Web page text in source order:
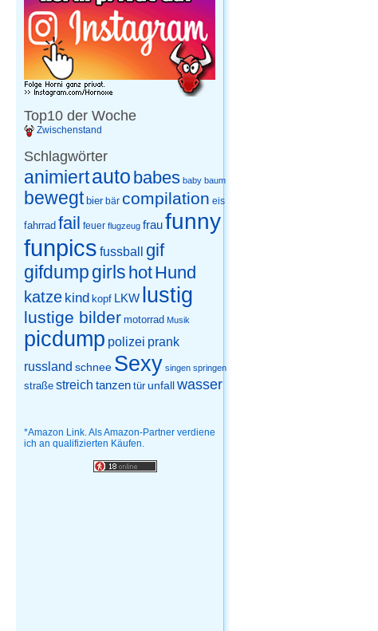
Top10 der Woche
Zwischenstand
Schlagwörter
animiertauto babes baby baum
bewegt bier bär compilation eis
fahrrad fail feuer flugzeug fraufunny
funpics fussball gif
gifdump girls hotHund
katze kind kopf LKW lustig
lustige bilder motorrad Musik
picdump polizei prank
russland schnee Sexy singen springen
straße streich tanzen tür unfallwasser
*Amazon Link. Als Amazon-Partner verdiene
ich an qualifizierten Käufen.